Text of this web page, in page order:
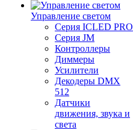
Управление светом
Серия ICLED PRO
Серия JM
Контроллеры
Диммеры
Усилители
Декодеры DMX
512
Датчики
движения, звука и
света